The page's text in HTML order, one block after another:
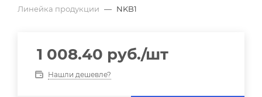
Линейка продукции — NKB1
1 008.40 руб./шт
Нашли дешевле?